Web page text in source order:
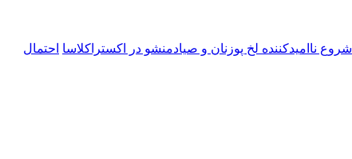
شروع ناامیدکننده لخ پوزنان و صیادمنشو در اکستراکلاسا احتمال